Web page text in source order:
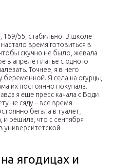
169/55, стабильно. В школе
время готовиться в
скучно не было, жевала
в апреле платье с одного
Точнее, я в него
беременной. Я села на огурцы,
их постоянно покупала.
я еще пресс качала с Боди
не сяду – все время
бегала в туалет,
и решила, что с сентября
университетской
ягодицах и